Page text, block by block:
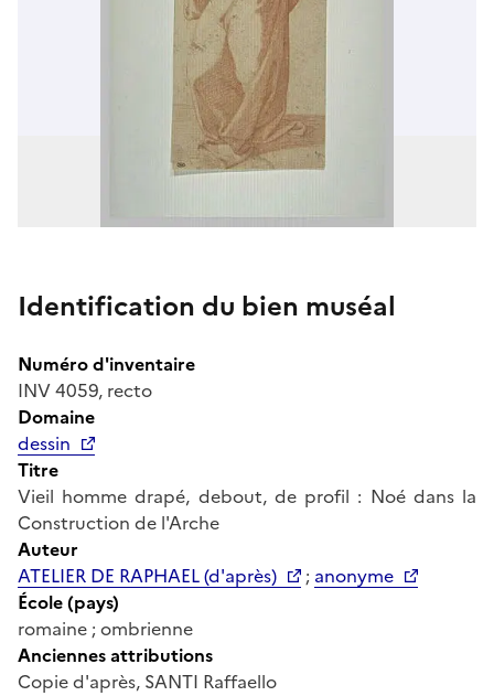
Identification du bien muséal
Numéro d'inventaire
INV 4059, recto
Domaine
dessin
Titre
Vieil homme drapé, debout, de profil : Noé dans la
Construction de l'Arche
Auteur
ATELIER DE RAPHAEL (d'après)
; anonyme
École (pays)
romaine ; ombrienne
Anciennes attributions
Copie d'après, SANTI Raffaello